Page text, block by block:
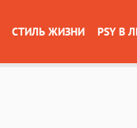
СТИЛЬ ЖИЗНИ PSY В